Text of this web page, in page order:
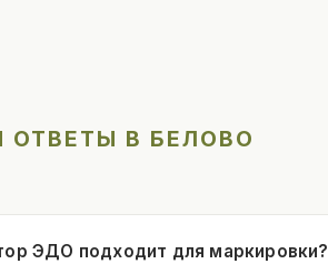
ОТВЕТЫ В БЕЛОВО
ЭДО подходит для маркировки?